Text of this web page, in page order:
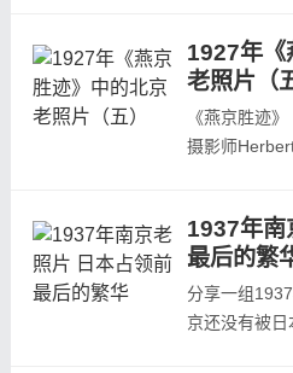
页，每幅照片
丝绸刺绣的图
绍。此为
国国家图书馆
1927年《
老照片（
《燕京胜迹
摄影师
页，每幅照片
丝绸刺绣的图
绍。此为
国国家图书
1937年南
最后的繁
分享一组
京还没有被